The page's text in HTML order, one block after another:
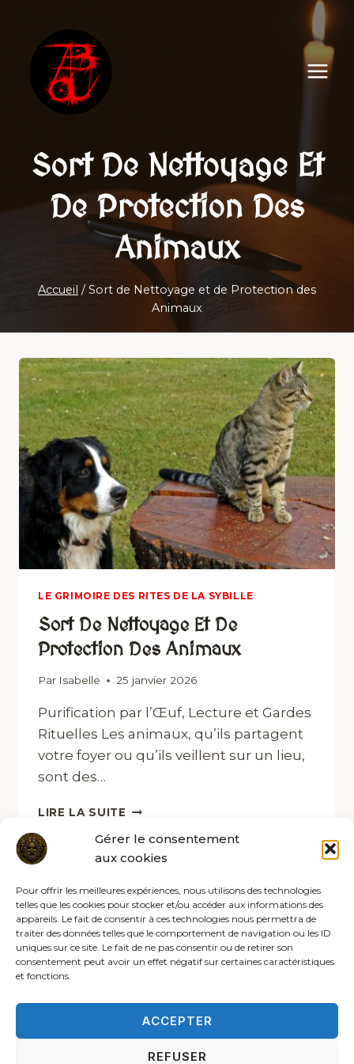
Gérer le consentement
aux cookies
Pour offrir les meilleures expériences, nous utilisons des technologies
telles que les cookies pour stocker et/ou accéder aux informations des
appareils. Le fait de consentir à ces technologies nous permettra de
traiter des données telles que le comportement de navigation ou les ID
uniques sur ce site. Le fait de ne pas consentir ou de retirer son
consentement peut avoir un effet négatif sur certaines caractéristiques
et fonctions.
ACCEPTER
REFUSER
contenu
Sort De Nettoyage Et
De Protection Des
Animaux
Accueil / Sort de Nettoyage et de Protection des
Animaux
LE GRIMOIRE DES RITES DE LA SYBILLE
Sort De Nettoyage Et De
Protection Des Animaux
Par Isabelle 25 janvier 2026
Purification par l’Œuf, Lecture et Gardes
Rituelles Les animaux, qu’ils partagent
votre foyer ou qu’ils veillent sur un lieu,
sont des…
LIRE LA SUITE SORT
NETTOYAGE
ET
PROTECTION
DES
ANIMAUX
© 2026 Les rites de la sybille